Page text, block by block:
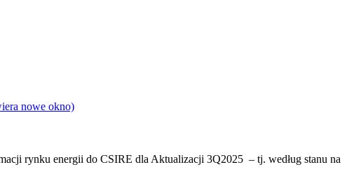
nowe okno)
rynku energii do CSIRE dla Aktualizacji 3Q2025 – tj. według stanu na